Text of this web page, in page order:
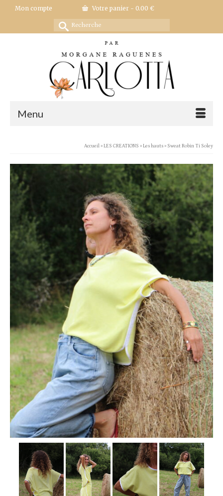
Mon compte Votre panier - 0.00 €
Rechercher :
Menu
Accueil»LES CREATIONS »Les hauts» Sweat Robin Ti Soley